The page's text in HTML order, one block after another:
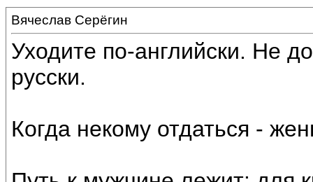
Вячеслав Серёгин
Уходите по-английски. Не
русски.
Когда некому отдаться -